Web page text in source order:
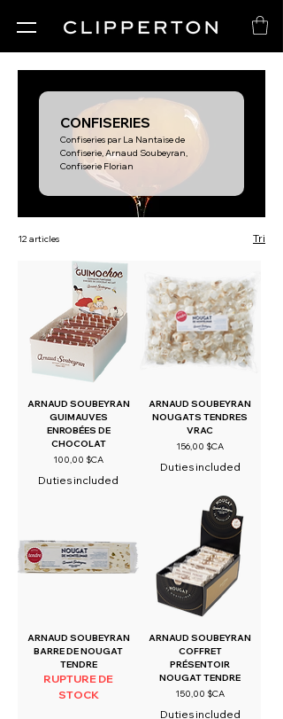
CONFISERIES
Confiseries par La Nantaise de
Confiserie, Arnaud Soubeyran,
Confiserie Florian
12 articles Tri
ARNAUD SOUBEYRAN
GUIMAUVES
ENROBÉES DE
CHOCOLAT
Prix
100,00 $CA
Duties included
ARNAUD SOUBEYRAN
NOUGATS TENDRES
VRAC
Prix
156,00 $CA
Duties included
ARNAUD SOUBEYRAN
BARRE DE NOUGAT
TENDRE
RUPTURE DE
STOCK
ARNAUD SOUBEYRAN
COFFRET
PRÉSENTOIR
NOUGAT TENDRE
Prix
150,00 $CA
Duties included